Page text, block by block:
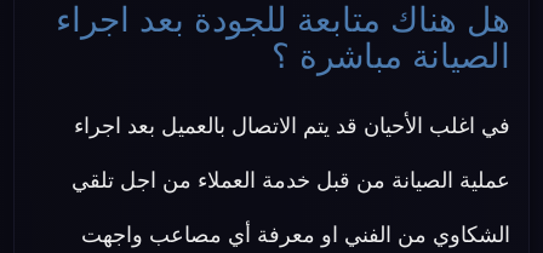
هل هناك متابعة للجودة بعد اجراء
الصيانة مباشرة ؟
في اغلب الأحيان قد يتم الاتصال بالعميل بعد اجراء
عملية الصيانة من قبل خدمة العملاء من اجل تلقي
الشكاوي من الفني او معرفة أي مصاعب واجهت